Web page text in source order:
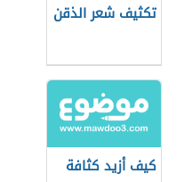
تكثيف شعر الذقن
كيف أزيد كثافة